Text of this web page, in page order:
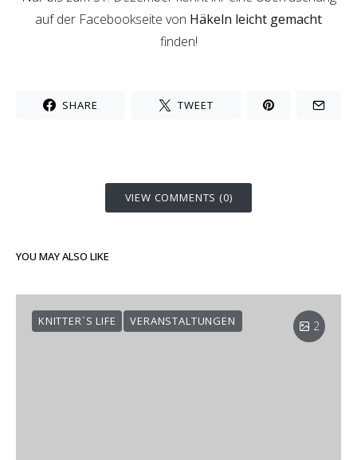
auf der Facebookseite von Häkeln leicht gemacht
finden!
SHARE TWEET
VIEW COMMENTS (0)
YOU MAY ALSO LIKE
KNITTER´S LIFE VERANSTALTUNGEN 2